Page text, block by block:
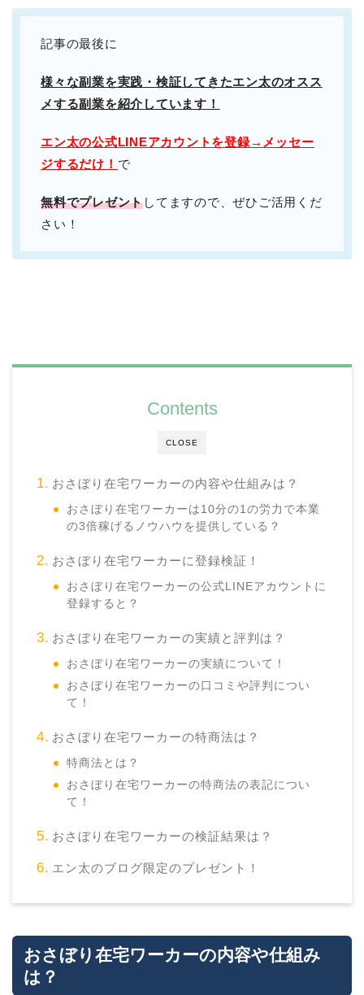
記事の最後に
様々な副業を実践・検証してきたエン太のオスス
メする副業を紹介しています！
エン太の公式LINEアカウントを登録→メッセー
ジするだけ！ で
無料でプレゼントしてますので、ぜひご活用くだ
さい！
CLOSE
Contents
おさぼり在宅ワーカーの内容や仕組みは？
おさぼり在宅ワーカーは10分の1の労力で本業
の3倍稼げるノウハウを提供している？
おさぼり在宅ワーカーに登録検証！
おさぼり在宅ワーカーの公式LINEアカウントに
登録すると？
おさぼり在宅ワーカーの実績と評判は？
おさぼり在宅ワーカーの実績について！
おさぼり在宅ワーカーの口コミや評判につい
て！
おさぼり在宅ワーカーの特商法は？
特商法とは？
おさぼり在宅ワーカーの特商法の表記につい
て！
おさぼり在宅ワーカーの検証結果は？
エン太のブログ限定のプレゼント！
おさぼり在宅ワーカーの内容や仕組み
は？